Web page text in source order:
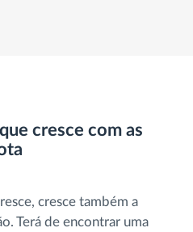
cresce com as
cresce também a
Terá de encontrar uma